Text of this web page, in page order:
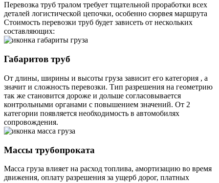
Перевозка труб тралом требует тщательной проработки всех
деталей логистической цепочки, особенно сюрвея маршрута
Стоимость перевозки труб будет зависеть от нескольких
составляющих:
Габаритов труб
От длины, ширины и высоты груза зависит его категория , а
значит и сложность перевозки. Тип разрешения на геометрию
так же становится дороже и дольше согласовывается
контрольными органами с повышением значений. От 2
категории появляется необходимость в автомобилях
сопровождения.
Массы трубопроката
Масса груза влияет на расход топлива, амортизацию во время
движения, оплату разрешения за ущерб дорог, платных